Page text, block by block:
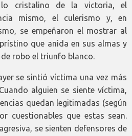
lo cristalino de la victoria, el
mismo, el culerismo y, en
se empeñaron el mostrar al
que anida en sus almas y
robo el triunfo blanco.
se sintió víctima una vez más
alguien se siente víctima,
quedan legitimadas (según
cuestionables que estas sean.
se sienten defensores de